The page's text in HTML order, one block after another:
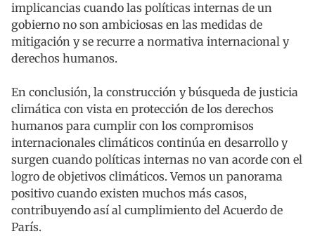
implicancias cuando las políticas internas de un
gobierno no son ambiciosas en las medidas de
mitigación y se recurre a normativa internacional y
derechos humanos.
En conclusión, la construcción y búsqueda de justicia
climática con vista en protección de los derechos
humanos para cumplir con los compromisos
internacionales climáticos continúa en desarrollo y
surgen cuando políticas internas no van acorde con el
logro de objetivos climáticos. Vemos un panorama
positivo cuando existen muchos más casos,
contribuyendo así al cumplimiento del Acuerdo de
París.